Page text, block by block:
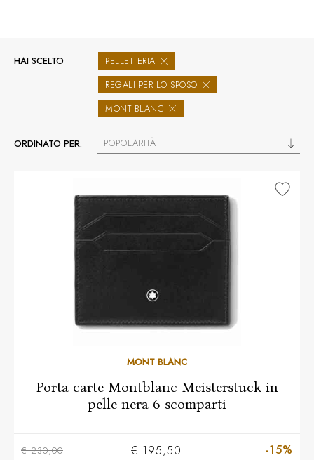
HAI SCELTO
PELLETTERIA
REGALI PER LO SPOSO
MONT BLANC
ORDINATO PER: POPOLARITÀ
MONT BLANC
Porta carte Montblanc Meisterstuck in
pelle nera 6 scomparti
€ 230,00 € 195,50 -15%